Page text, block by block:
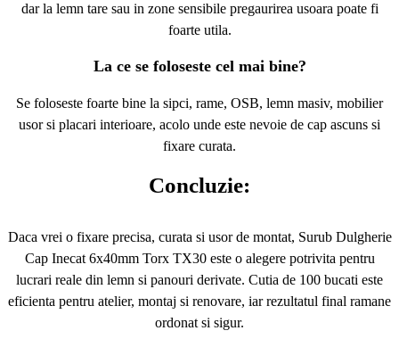
dar la lemn tare sau in zone sensibile pregaurirea usoara poate fi
foarte utila.
La ce se foloseste cel mai bine?
Se foloseste foarte bine la sipci, rame, OSB, lemn masiv, mobilier
usor si placari interioare, acolo unde este nevoie de cap ascuns si
fixare curata.
Concluzie:
Daca vrei o fixare precisa, curata si usor de montat, Surub Dulgherie
Cap Inecat 6x40mm Torx TX30 este o alegere potrivita pentru
lucrari reale din lemn si panouri derivate. Cutia de 100 bucati este
eficienta pentru atelier, montaj si renovare, iar rezultatul final ramane
ordonat si sigur.